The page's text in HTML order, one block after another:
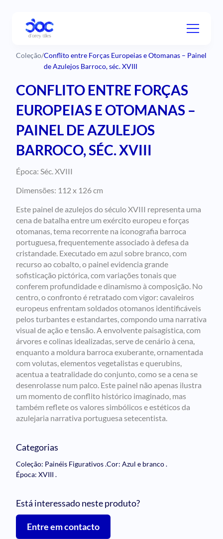
Coleção/Conflito entre Forças Europeias e Otomanas – Painel
de Azulejos Barroco, séc. XVIII
CONFLITO ENTRE FORÇAS
EUROPEIAS E OTOMANAS –
PAINEL DE AZULEJOS
BARROCO, SÉC. XVIII
Época: Séc. XVIII
Dimensões: 112 x 126 cm
Este painel de azulejos do século XVIII representa uma
cena de batalha entre um exército europeu e forças
otomanas, tema recorrente na iconografia barroca
portuguesa, frequentemente associado à defesa da
cristandade. Executado em azul sobre branco, com
recurso ao cobalto, o painel evidencia grande
sofisticação pictórica, com variações tonais que
conferem profundidade e dinamismo à composição. No
centro, o confronto é retratado com vigor: cavaleiros
europeus enfrentam soldados otomanos identificáveis
pelos turbantes e estandartes, compondo uma narrativa
visual de ação e tensão. A envolvente paisagística, com
árvores e colinas idealizadas, serve de cenário à cena,
enquanto a moldura barroca exuberante, ornamentada
com volutas, elementos vegetalistas e querubins,
acentua a teatralidade do conjunto, como se a cena se
desenrolasse num palco. Este painel não apenas ilustra
um momento de conflito histórico imaginado, mas
também reflete os valores simbólicos e estéticos da
azulejaria narrativa portuguesa setecentista.
Categorias
Coleção: Painéis Figurativos.Cor: Azul e branco.
Época: XVIII .
Está interessado neste produto?
Entre em contacto